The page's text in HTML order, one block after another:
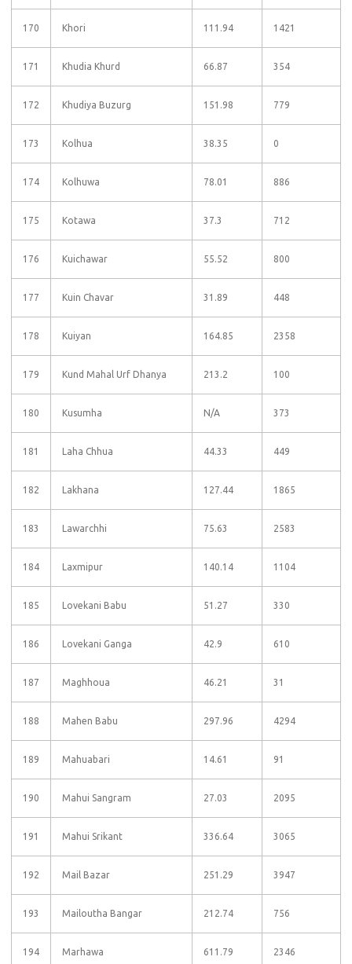
170 Khori 111.94 1421
171 Khudia Khurd 66.87 354
172 Khudiya Buzurg 151.98 779
173 Kolhua 38.35 0
174 Kolhuwa 78.01 886
175 Kotawa 37.3 712
176 Kuichawar 55.52 800
177 Kuin Chavar 31.89 448
178 Kuiyan 164.85 2358
179 Kund Mahal Urf Dhanya 213.2 100
180 Kusumha N/A 373
181 Laha Chhua 44.33 449
182 Lakhana 127.44 1865
183 Lawarchhi 75.63 2583
184 Laxmipur 140.14 1104
185 Lovekani Babu 51.27 330
186 Lovekani Ganga 42.9 610
187 Maghhoua 46.21 31
188 Mahen Babu 297.96 4294
189 Mahuabari 14.61 91
190 Mahui Sangram 27.03 2095
191 Mahui Srikant 336.64 3065
192 Mail Bazar 251.29 3947
193 Mailoutha Bangar 212.74 756
194 Marhawa 611.79 2346